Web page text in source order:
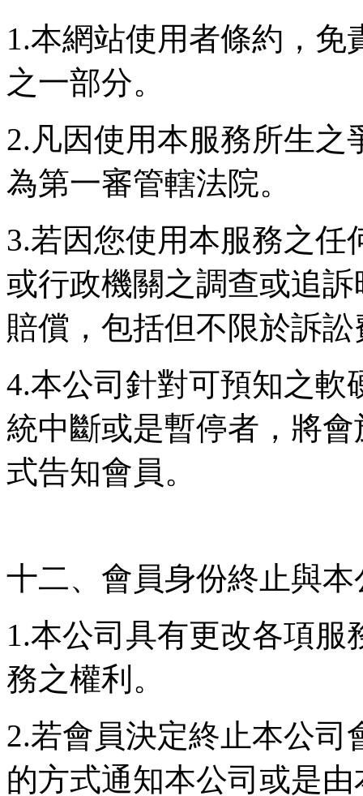
1.本網站使用者條約，
之一部分。
2.凡因使用本服務所生
為第一審管轄法院。
3.若因您使用本服務之
或行政機關之調查或追
賠償，包括但不限於訴
4.本公司針對可預知之軟
統中斷或是暫停者，將
式告知會員。
十二、會員身份終止與
1.本公司具有更改各項
務之權利。
2.若會員決定終止本公
的方式通知本公司或是